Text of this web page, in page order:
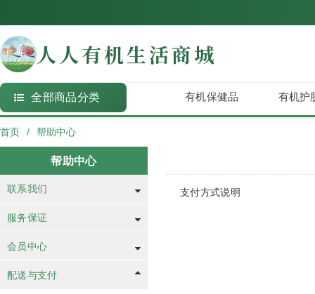
人人有机生活商城
全部商品分类 有机保健品 有机护
首页 帮助中心
帮助中心
联系我们
服务保证
会员中心
配送与支付
支付方式说明